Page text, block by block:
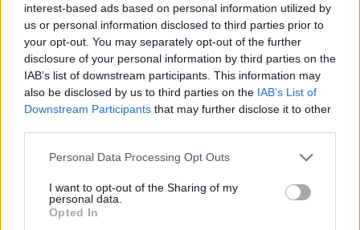
interest-based ads based on personal information utilized by
us or personal information disclosed to third parties prior to
your opt-out. You may separately opt-out of the further
disclosure of your personal information by third parties on the
IAB’s list of downstream participants. This information may
also be disclosed by us to third parties on the IAB’s List of
Downstream Participants that may further disclose it to other
Personal Data Processing Opt Outs
I want to opt-out of the Sharing of my
personal data.
Opted In
Vejarbejde påvirker hovedvej i flere
uger
Freja Hesthaven
Følg os på Discover
fjernvarmearbejde på Nørregade i Frederikshavn
vil en stor del af gaden være afspærret i perioden